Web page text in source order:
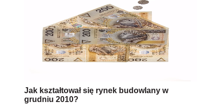
Jak kształtował się rynek budowlany w
grudniu 2010?